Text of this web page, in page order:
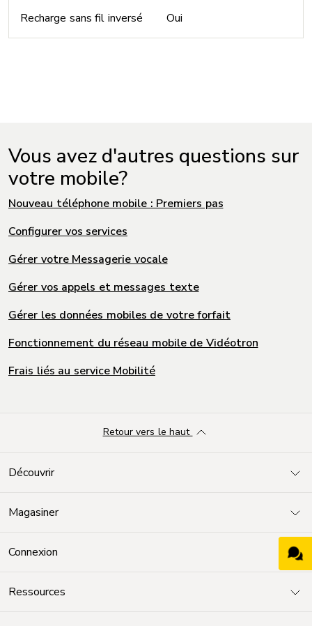
Recharge sans fil inversé Oui
Vous avez d'autres questions sur
votre mobile?
Nouveau téléphone mobile : Premiers pas
Configurer vos services
Gérer votre Messagerie vocale
Gérer vos appels et messages texte
Gérer les données mobiles de votre forfait
Fonctionnement du réseau mobile de Vidéotron
Frais liés au service Mobilité
Découvrir
Magasiner
Connexion
Ressources
Retour vers le haut